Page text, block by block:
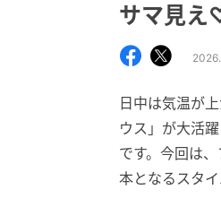
サマ見え
日中は気温が
ウス」が大活
です。今回は
本となるスタ